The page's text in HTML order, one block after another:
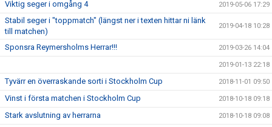
Viktig seger i omgång 4 2019-05-06 17:29
Stabil seger i "toppmatch" (längst ner i texten hittar ni länk
till matchen)
2019-04-18 10:28
Sponsra Reymersholms Herrar!!! 2019-03-26 14:04
2019-01-13 22:18
Tyvärr en överraskande sorti i Stockholm Cup 2018-11-01 09:50
Vinst i första matchen i Stockholm Cup 2018-10-18 09:18
Stark avslutning av herrarna 2018-10-18 09:08